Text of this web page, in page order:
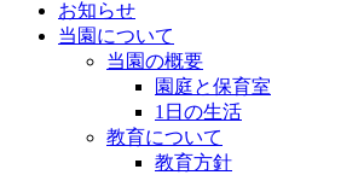
お知らせ
当園について
当園の概要
園庭と保育室
1日の生活
教育について
教育方針